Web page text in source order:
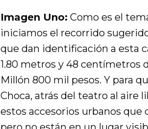
Imagen Uno: Como es el
iniciamos el recorrido
que dan identificación a esta
1.80 metros y 48 centímetros
Millón 800 mil pesos. Y para
Choca, atrás del teatro al aire
estos accesorios urbanos que